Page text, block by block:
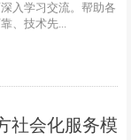
入学习交流。帮助各
、技术先...
社会化服务模